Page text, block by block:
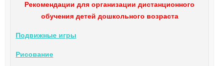
Рекомендации для организации дистанционного
обучения детей дошкольного возраста
Подвижные игры
Рисование